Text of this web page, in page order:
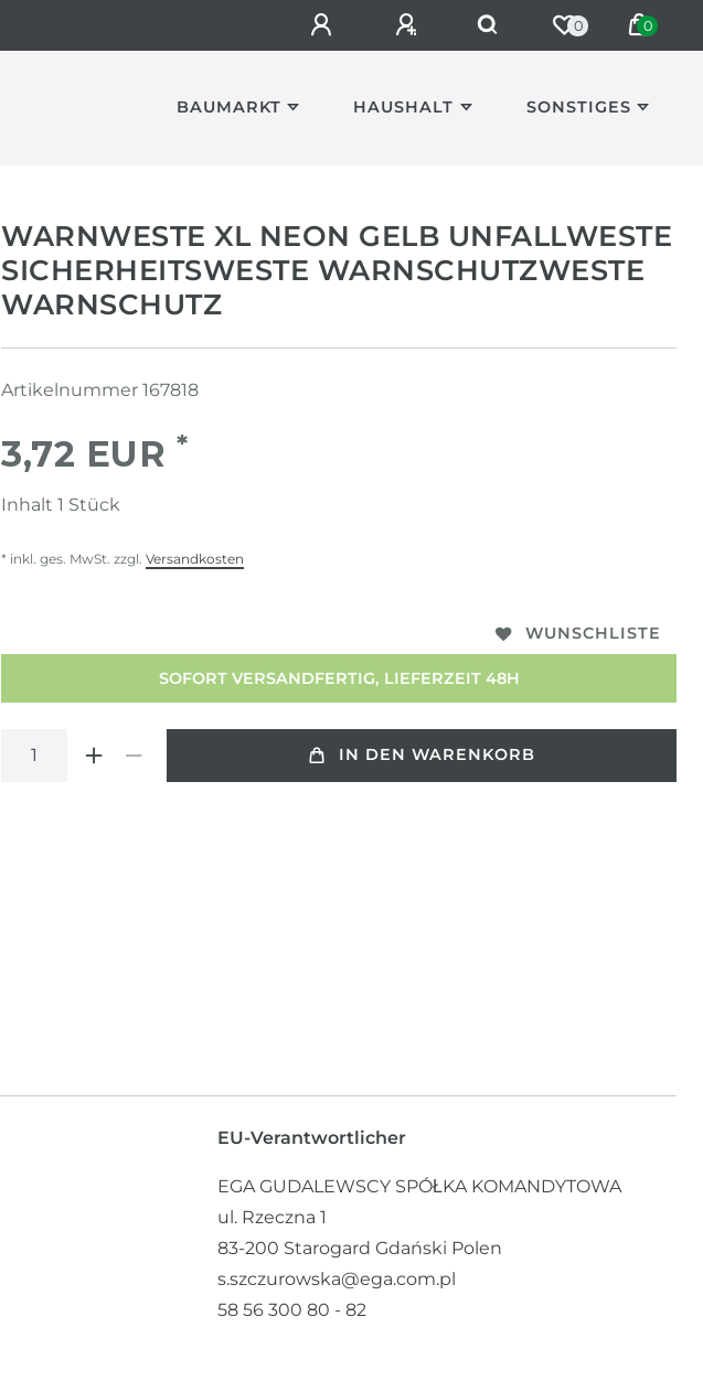
0 0
BAUMARKT HAUSHALT SONSTIGES
WARNWESTE XL NEON GELB UNFALLWESTE
SICHERHEITSWESTE WARNSCHUTZWESTE
WARNSCHUTZ
Artikelnummer 167818
3,72 EUR *
Inhalt 1 Stück
* inkl. ges. MwSt. zzgl. Versandkosten
WUNSCHLISTE
SOFORT VERSANDFERTIG, LIEFERZEIT 48H
IN DEN WARENKORB
EU-Verantwortlicher
EGA GUDALEWSCY SPÓŁKA KOMANDYTOWA
ul. Rzeczna 1
83-200 Starogard Gdański Polen
s.szczurowska@ega.com.pl
58 56 300 80 - 82